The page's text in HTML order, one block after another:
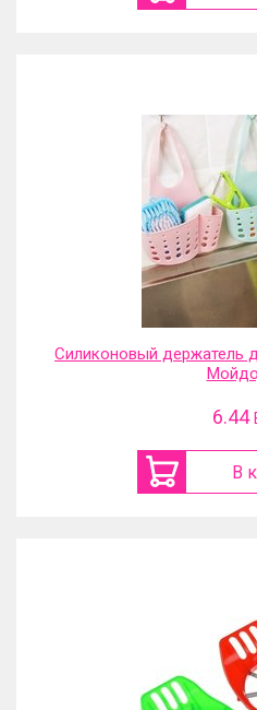
Силиконовый держатель
6.44
В